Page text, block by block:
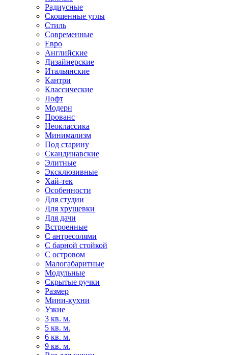
Радиусные
Скошенные углы
Стиль
Современные
Евро
Английские
Дизайнерские
Итальянские
Кантри
Классические
Лофт
Модерн
Прованс
Неоклассика
Минимализм
Под старину
Скандинавские
Элитные
Эксклюзивные
Хай-тек
Особенности
Для студии
Для хрущевки
Для дачи
Встроенные
С антресолями
С барной стойкой
С островом
Малогабаритные
Модульные
Скрытые ручки
Размер
Мини-кухни
Узкие
3 кв. м.
5 кв. м.
6 кв. м.
9 кв. м.